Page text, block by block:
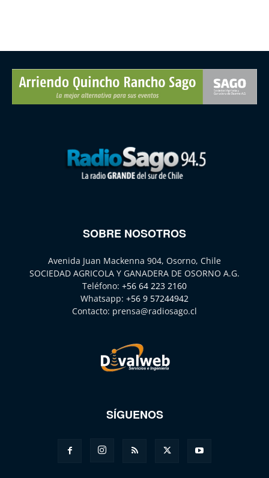
SOBRE NOSOTROS
Avenida Juan Mackenna 904, Osorno, Chile
SOCIEDAD AGRICOLA Y GANADERA DE OSORNO A.G.
Teléfono: +56 64 223 2160
Whatsapp: +56 9 57244942
Contacto: prensa@radiosago.cl
SÍGUENOS